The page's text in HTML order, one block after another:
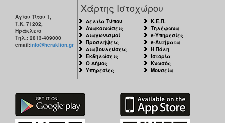
Αγίου Τίτου 1,
Τ.Κ. 71202,
Ηράκλειο
Τηλ.: 2813-409000
email:info@heraklion.gr
Χάρτης Ιστοχώρου
Δελτία Τύπου
Ανακοινώσεις
Διαγωνισμοί
Προσλήψεις
Διαβουλεύσεις
Εκδηλώσεις
Ο Δήμος
Υπηρεσίες
Κ.Ε.Π.
Τηλέφωνα
e-Υπηρεσίες
e-Αιτήματα
Η Πόλη
Ιστορία
Κνωσός
Μουσεία